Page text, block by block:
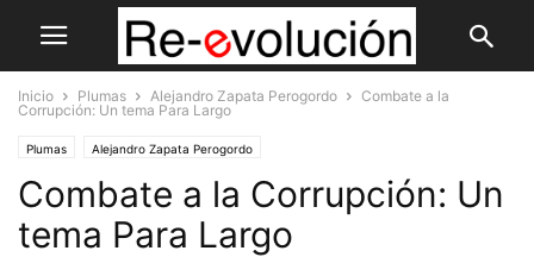
Inicio Plumas Alejandro Zapata Perogordo
Combate a la
Corrupción: Un tema Para Largo
Plumas Alejandro Zapata Perogordo
Combate a la Corrupción: Un
tema Para Largo